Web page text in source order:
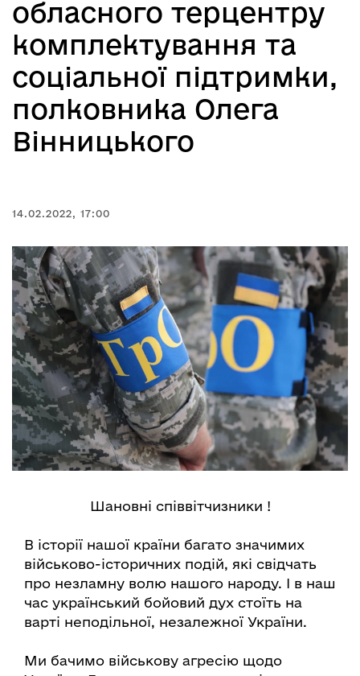
обласного терцентру
комплектування та
соціальної підтримки,
полковника Олега
Вінницького
14.02.2022, 17:00
Шановні співвітчизники !
В історії нашої країни багато значимих
військово-історичних подій, які свідчать
про незламну волю нашого народу. І в наш
час український бойовий дух стоїть на
варті неподільної, незалежної України.
Ми бачимо військову агресію щодо